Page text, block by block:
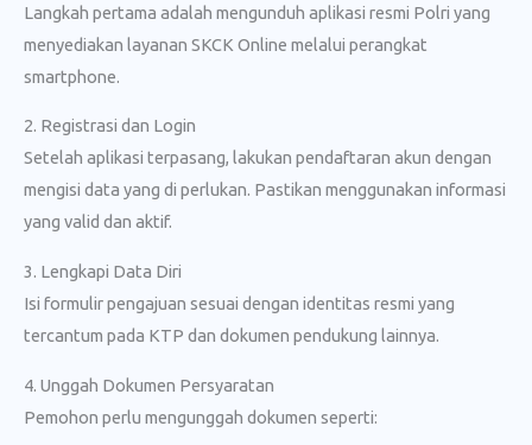
Langkah pertama adalah mengunduh aplikasi resmi Polri yang
menyediakan layanan SKCK Online melalui perangkat
smartphone.
2. Registrasi dan Login
Setelah aplikasi terpasang, lakukan pendaftaran akun dengan
mengisi data yang di perlukan. Pastikan menggunakan informasi
yang valid dan aktif.
3. Lengkapi Data Diri
Isi formulir pengajuan sesuai dengan identitas resmi yang
tercantum pada KTP dan dokumen pendukung lainnya.
4. Unggah Dokumen Persyaratan
Pemohon perlu mengunggah dokumen seperti: